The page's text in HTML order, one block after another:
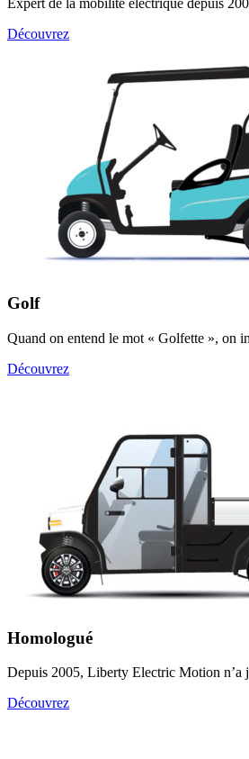
Expert de la mobilité électrique depuis
Découvrez
Golf
Quand on entend le mot « Golfette », on
Découvrez
Homologué
Depuis 2005, Liberty Electric Motion n’a
Découvrez